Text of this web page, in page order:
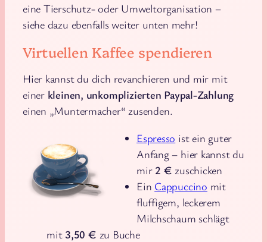
eine Tierschutz- oder Umweltorganisation –
siehe dazu ebenfalls weiter unten mehr!
Virtuellen Kaffee spendieren
Hier kannst du dich revanchieren und mir mit
einer kleinen, unkomplizierten Paypal-Zahlung
einen „Muntermacher“ zusenden.
Espresso ist ein guter
Anfang – hier kannst du
mir 2 € zuschicken
Ein Cappuccino mit
fluffigem, leckerem
Milchschaum schlägt
mit3,50 € zu Buche